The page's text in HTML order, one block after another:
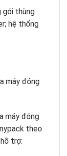
gói thùng
hệ thống
máy đóng
máy đóng
theo
trợ: